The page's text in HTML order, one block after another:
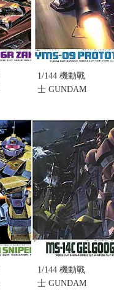
1/144 機動戰
士 GUNDAM
YMS-09
PROTOTYPE
DOM(不挑盒
況)(售完缺
貨...
售價:0
1/144 機動戰
士 GUNDAM